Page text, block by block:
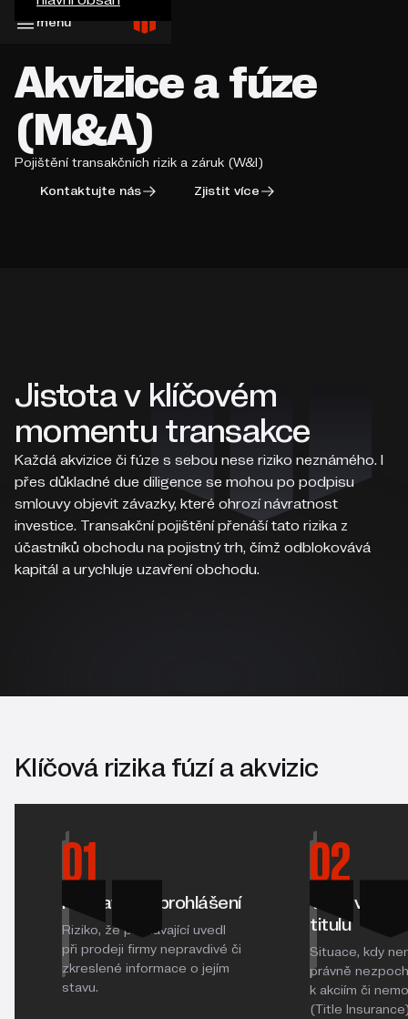
menu
Akvizice a fúze
(M&A)
Pojištění transakčních rizik a záruk (W&I)
Kontaktujte nás
Zjistit více
Jistota v klíčovém
momentu transakce
Každá akvizice či fúze s sebou nese riziko neznámého. I
přes důkladné due diligence se mohou po podpisu
smlouvy objevit závazky, které ohrozí návratnost
investice. Transakční pojištění přenáší tato rizika z
účastníků obchodu na pojistný trh, čímž odblokovává
kapitál a urychluje uzavření obchodu.
Klíčová rizika fúzí a akvizic
01
Nepravdivá prohlášení
Riziko, že prodávající uvedl
při prodeji firmy nepravdivé či
zkreslené informace o jejím
stavu.
02
Vady
titulu
Situace, kdy
právně
k akciím či
(Title